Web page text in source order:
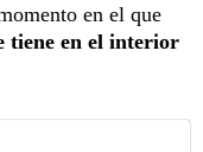
en el que
tiene en el interior